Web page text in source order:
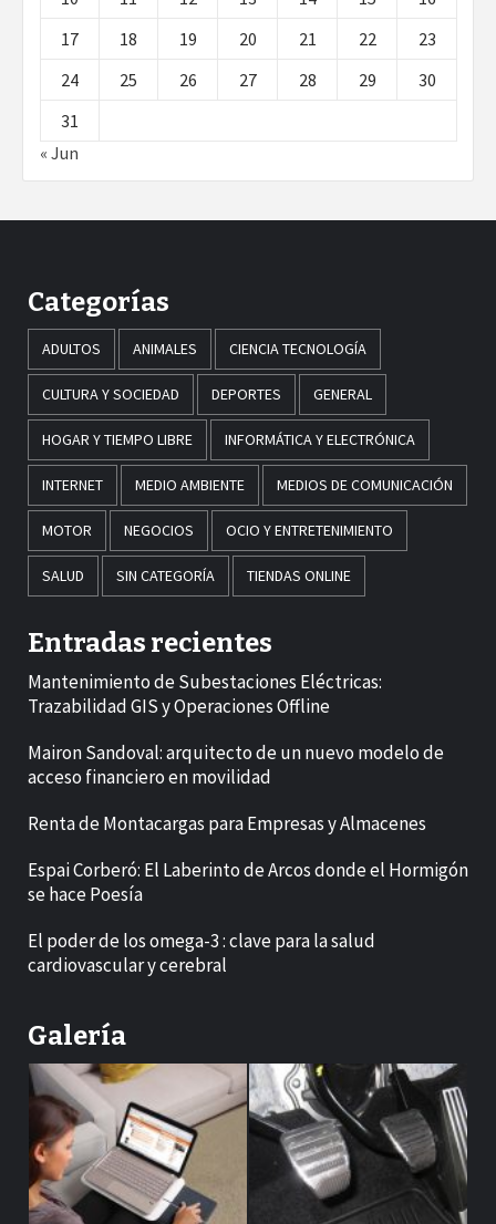
17
18 19 20 21 22
23
24
25 26 27 28 29
30
31
« Jun
Categorías
ADULTOS ANIMALES CIENCIA TECNOLOGÍA
CULTURA Y SOCIEDAD DEPORTES GENERAL
HOGAR Y TIEMPO LIBRE INFORMÁTICA Y ELECTRÓNICA
INTERNET MEDIO AMBIENTE MEDIOS DE COMUNICACIÓN
MOTOR NEGOCIOS OCIO Y ENTRETENIMIENTO
SALUD SIN CATEGORÍA TIENDAS ONLINE
Entradas recientes
Mantenimiento de Subestaciones Eléctricas:
Trazabilidad GIS y Operaciones Offline
Mairon Sandoval: arquitecto de un nuevo modelo de
acceso financiero en movilidad
Renta de Montacargas para Empresas y Almacenes
Espai Corberó: El Laberinto de Arcos donde el Hormigón
se hace Poesía
El poder de los omega-3 : clave para la salud
cardiovascular y cerebral
Galería